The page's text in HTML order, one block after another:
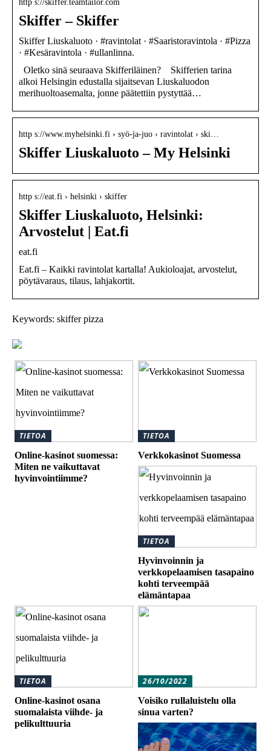
http s://skiffer.teamtailor.com
Skiffer – Skiffer
Skiffer Liuskaluoto · #ravintolat · #Saaristoravintola · #Pizza
· #Kesäravintola · #ullanlinna.
Oletko sinä seuraava Skifferiläinen? Skifferien tarina
alkoi Helsingin edustalla sijaitsevan Liuskaluodon
merihuoltoasemalta, jonne päätettiin pystyttää…
http s://www.myhelsinki.fi › syö-ja-juo › ravintolat › ski…
Skiffer Liuskaluoto – My Helsinki
http s://eat.fi › helsinki › skiffer
Skiffer Liuskaluoto, Helsinki:
Arvostelut | Eat.fi
eat.fi
Eat.fi – Kaikki ravintolat kartalla! Aukioloajat, arvostelut,
pöytävaraus, tilaus, lahjakortit.
Keywords: skiffer pizza
TIETOA
Online-kasinot suomessa:
Miten ne vaikuttavat
hyvinvointiimme?
TIETOA
Verkkokasinot Suomessa
TIETOA
Hyvinvoinnin ja
verkkopelaamisen tasapaino
kohti terveempää
elämäntapaa
TIETOA
Online-kasinot osana
suomalaista viihde- ja
pelikulttuuria
26/10/2022
Voisiko rullaluistelu olla
sinua varten?